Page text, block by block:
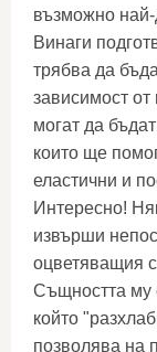
възможно най-
Винаги
трябва да
зависимост
могат да
които ще
еластични и
Интересно!
извърши
оцветяващия
Същността му
който
позволява на